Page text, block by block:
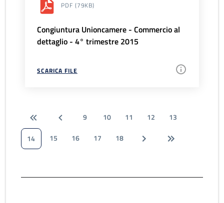
PDF (79KB)
Congiuntura Unioncamere - Commercio al
dettaglio - 4° trimestre 2015
SCARICA FILE
9 10 11 12
13
14
15 16 17 18